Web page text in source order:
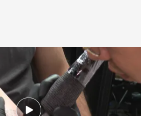
nos cuenta su experiencia tatuando a
Santiago
Noticias Cuatro